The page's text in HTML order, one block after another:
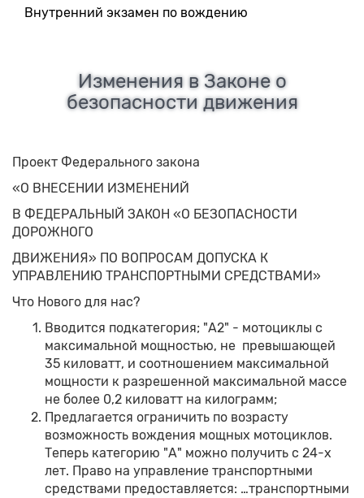
Внутренний экзамен по вождению
Изменения в Законе о
безопасности движения
Проект Федерального закона
«О ВНЕСЕНИИ ИЗМЕНЕНИЙ
В ФЕДЕРАЛЬНЫЙ ЗАКОН «О БЕЗОПАСНОСТИ
ДОРОЖНОГО
ДВИЖЕНИЯ» ПО ВОПРОСАМ ДОПУСКА К
УПРАВЛЕНИЮ ТРАНСПОРТНЫМИ СРЕДСТВАМИ»
Что Нового для нас?
Вводится подкатегория; "А2" - мотоциклы с
максимальной мощностью, не превышающей
35 киловатт, и соотношением максимальной
мощности к разрешенной максимальной массе
не более 0,2 киловатт на килограмм;
Предлагается ограничить по возрасту
возможность вождения мощных мотоциклов.
Теперь категорию "А" можно получить с 24-х
лет. Право на управление транспортными
средствами предоставляется: …транспортными